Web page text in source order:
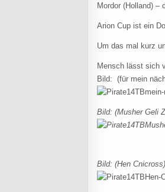
Mordor (Holland) –
Arion Cup ist ein
Um das mal kurz
Mensch lässt sich
Bild: (für mein
Bild: (Musher Geli
Bild: (Hen Cnicross)